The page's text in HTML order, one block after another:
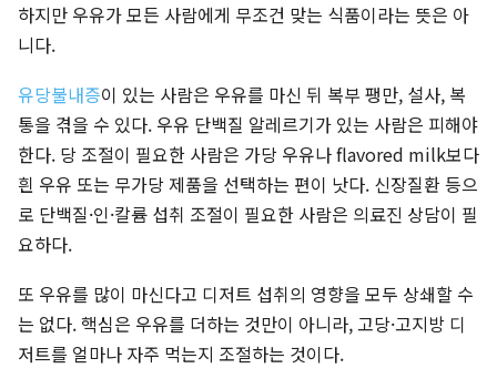
하지만 우유가 모든 사람에게 무조건 맞는 식품이라는 뜻은 아
니다.
유당불내증이 있는 사람은 우유를 마신 뒤 복부 팽만, 설사, 복
통을 겪을 수 있다. 우유 단백질 알레르기가 있는 사람은 피해야
한다. 당 조절이 필요한 사람은 가당 우유나 flavored milk보다
흰 우유 또는 무가당 제품을 선택하는 편이 낫다. 신장질환 등으
로 단백질·인·칼륨 섭취 조절이 필요한 사람은 의료진 상담이 필
요하다.
또 우유를 많이 마신다고 디저트 섭취의 영향을 모두 상쇄할 수
는 없다. 핵심은 우유를 더하는 것만이 아니라, 고당·고지방 디
저트를 얼마나 자주 먹는지 조절하는 것이다.